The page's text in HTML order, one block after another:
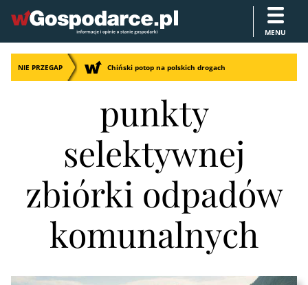
MENU
NIE PRZEGAP Chiński potop na polskich drogach
punkty
selektywnej
zbiórki odpadów
komunalnych